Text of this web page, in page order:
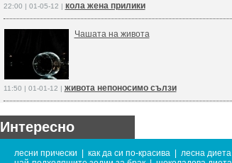
22:00 | 01-05-12 | кола жена прилики
Чашата на живота
11:50 | 01-01-12 | живота непоносимо сълзи
Интересно
лесни прически как да си по-красива лесна диета